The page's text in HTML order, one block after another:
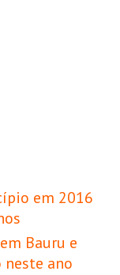
em 2016
Bauru e
neste ano